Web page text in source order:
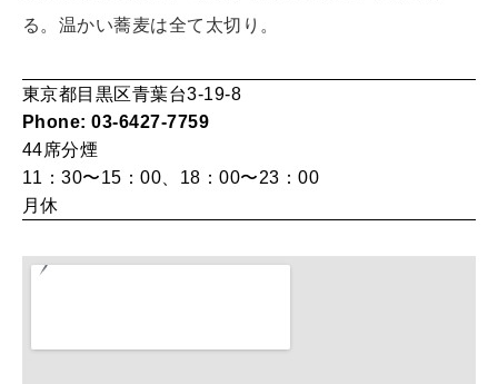
わたしができること
CULTURE
る。温かい蕎麦は全て太切り。
東京都目黒区青葉台3-19-8
Phone: 03-6427-7759
44席分煙
11：30〜15：00、18：00〜23：00
月休